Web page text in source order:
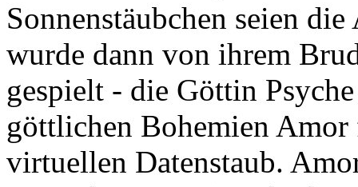
Sonnenstäubchen seien
wurde dann von ihrem
gespielt - die Göttin
göttlichen Bohemien
virtuellen Datenstaub.